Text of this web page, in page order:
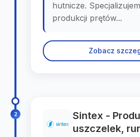
hutnicze.
produkcji prętów...
Zobacz
2
Sintex -
uszczelek,